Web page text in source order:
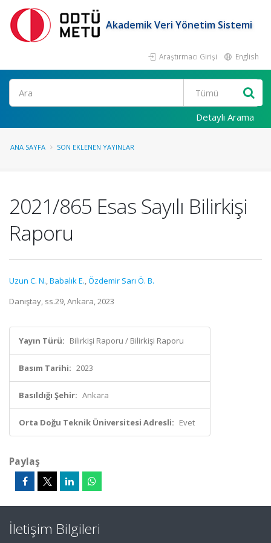
Akademik Veri Yönetim Sistemi
Araştırmacı Girişi English
Ara
Detaylı Arama
ANA SAYFA SON EKLENEN YAYINLAR
2021/865 Esas Sayılı Bilirkişi
Raporu
Uzun C. N.,Babalık E.,Özdemir Sarı Ö. B.
Danıştay, ss.29, Ankara, 2023
Yayın Türü: Bilirkişi Raporu / Bilirkişi Raporu
Basım Tarihi: 2023
Basıldığı Şehir: Ankara
Orta Doğu Teknik Üniversitesi Adresli: Evet
Paylaş
İletişim Bilgileri